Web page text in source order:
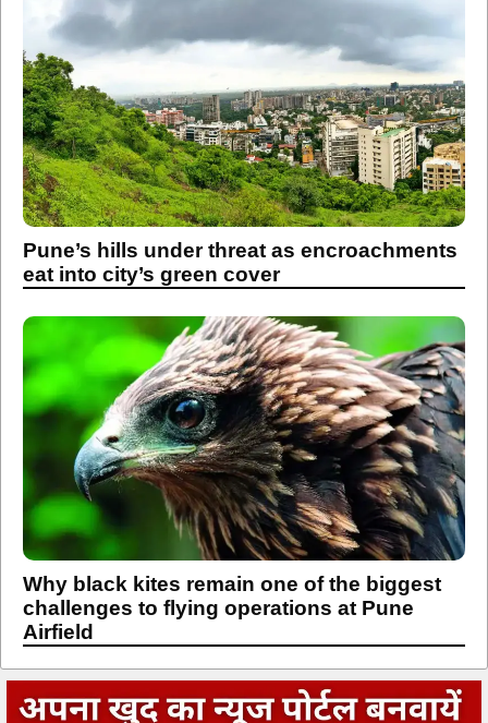
Pune’s hills under threat as encroachments
eat into city’s green cover
Why black kites remain one of the biggest
challenges to flying operations at Pune
Airfield